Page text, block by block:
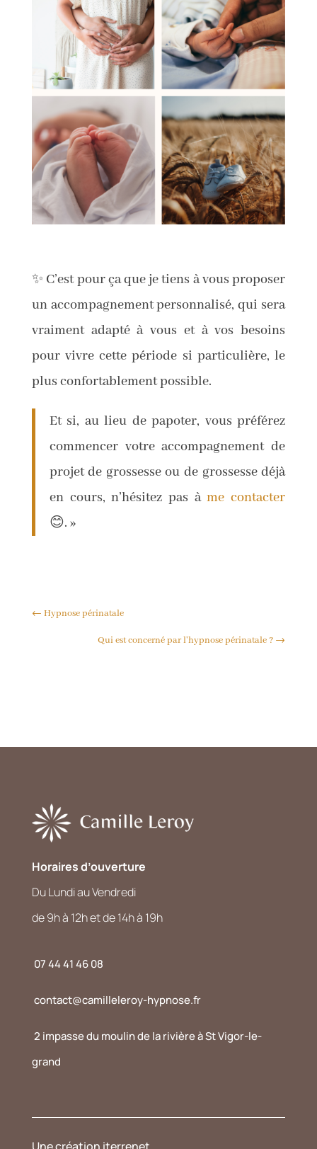
✨ C’est pour ça que je tiens à vous proposer
un accompagnement personnalisé, qui sera
vraiment adapté à vous et à vos besoins
pour vivre cette période si particulière, le
plus confortablement possible.
Et si, au lieu de papoter, vous préférez
commencer votre accompagnement de
projet de grossesse ou de grossesse déjà
en cours, n’hésitez pas àme contacter
😊. »
← Hypnose périnatale
Qui est concerné par l'hypnose périnatale ? →
Horaires d’ouverture
Du Lundi au Vendredi
de 9h à 12h et de 14h à 19h
07 44 41 46 08
contact@camilleleroy-hypnose.fr
2 impasse du moulin de la rivière à St Vigor-le-
grand
Une création iterrenet